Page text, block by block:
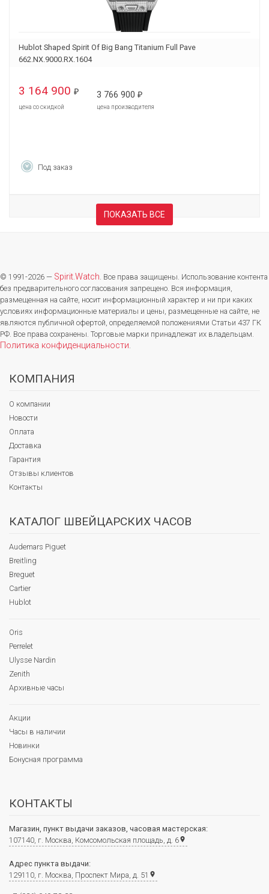
Hublot Shaped Spirit Of Big Bang Titanium Full Pave
662.NX.9000.RX.1604
3 164 900 ₽
цена со скидкой
3 766 900 ₽
цена производителя
Под заказ
ПОКАЗАТЬ ВСЕ
© 1991-2026 — Spirit.Watch. Все права защищены. Использование контента
без предварительного согласования запрещено. Вся информация,
размещенная на сайте, носит информационный характер и ни при каких
условиях информационные материалы и цены, размещенные на сайте, не
являются публичной офертой, определяемой положениями Статьи 437 ГК
РФ. Все права сохранены. Торговые марки принадлежат их владельцам.
Политика конфиденциальности.
КОМПАНИЯ
О компании
Новости
Оплата
Доставка
Гарантия
Отзывы клиентов
Контакты
КАТАЛОГ ШВЕЙЦАРСКИХ ЧАСОВ
Audemars Piguet
Breitling
Breguet
Cartier
Hublot
Oris
Perrelet
Ulysse Nardin
Zenith
Архивные часы
Акции
Часы в наличии
Новинки
Бонусная программа
КОНТАКТЫ
Магазин, пункт выдачи заказов, часовая мастерская:
107140, г. Москва, Комсомольская площадь, д. 6place
Адрес пункта выдачи:
129110, г. Москва, Проспект Мира, д. 51 place